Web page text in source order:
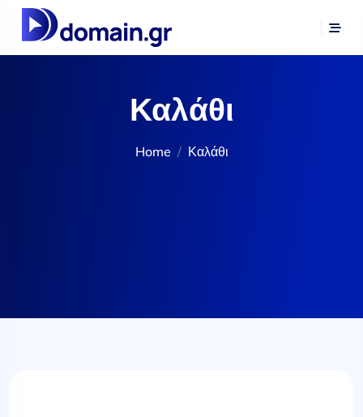
Καλάθι
Home Καλάθι